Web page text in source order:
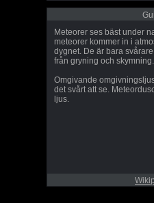
Meteorer ses bäst under
meteorer kommer in i
dygnet. De är bara
från gryning och skymning.
Omgivande
det svårt att se.
ljus.